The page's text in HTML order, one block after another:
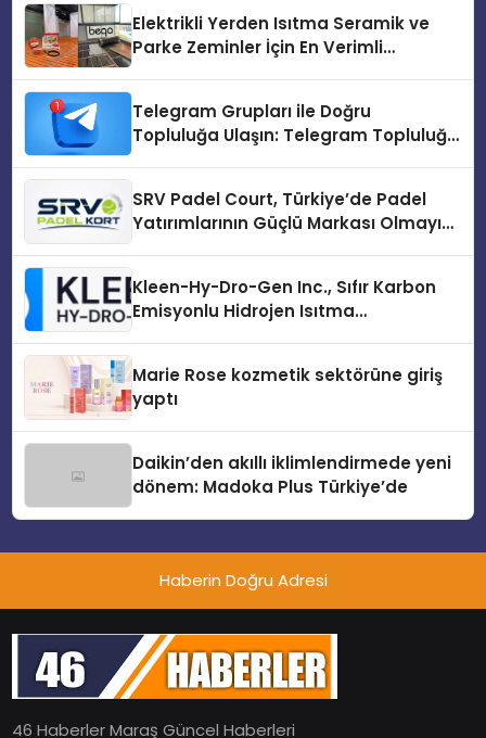
Elektrikli Yerden Isıtma Seramik ve
Parke Zeminler İçin En Verimli
Telegram Grupları ile Doğru
Topluluğa Ulaşın: Telegram Topluluğu
SRV Padel Court, Türkiye’de Padel
Yatırımlarının Güçlü Markası Olmayı
Kleen-Hy-Dro-Gen Inc., Sıfır Karbon
Emisyonlu Hidrojen Isıtma
Marie Rose kozmetik sektörüne giriş
yaptı
Daikin’den akıllı iklimlendirmede yeni
dönem: Madoka Plus Türkiye’de
Haberin Doğru Adresi
46 Haberler Maraş Güncel Haberleri